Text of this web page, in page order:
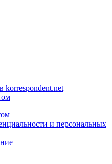
korrespondent.net
и персональных